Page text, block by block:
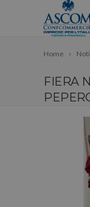
Home
FIERA